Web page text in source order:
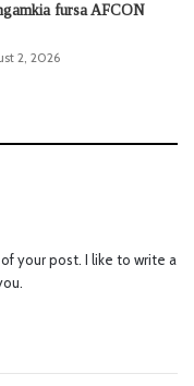
fursa AFCON
2, 2026
your post. I like to write a